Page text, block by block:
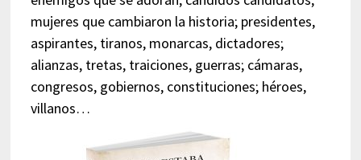
mujeres que cambiaron la historia; presidentes,
aspirantes, tiranos, monarcas, dictadores;
alianzas, tretas, traiciones, guerras; cámaras,
congresos, gobiernos, constituciones; héroes,
villanos…